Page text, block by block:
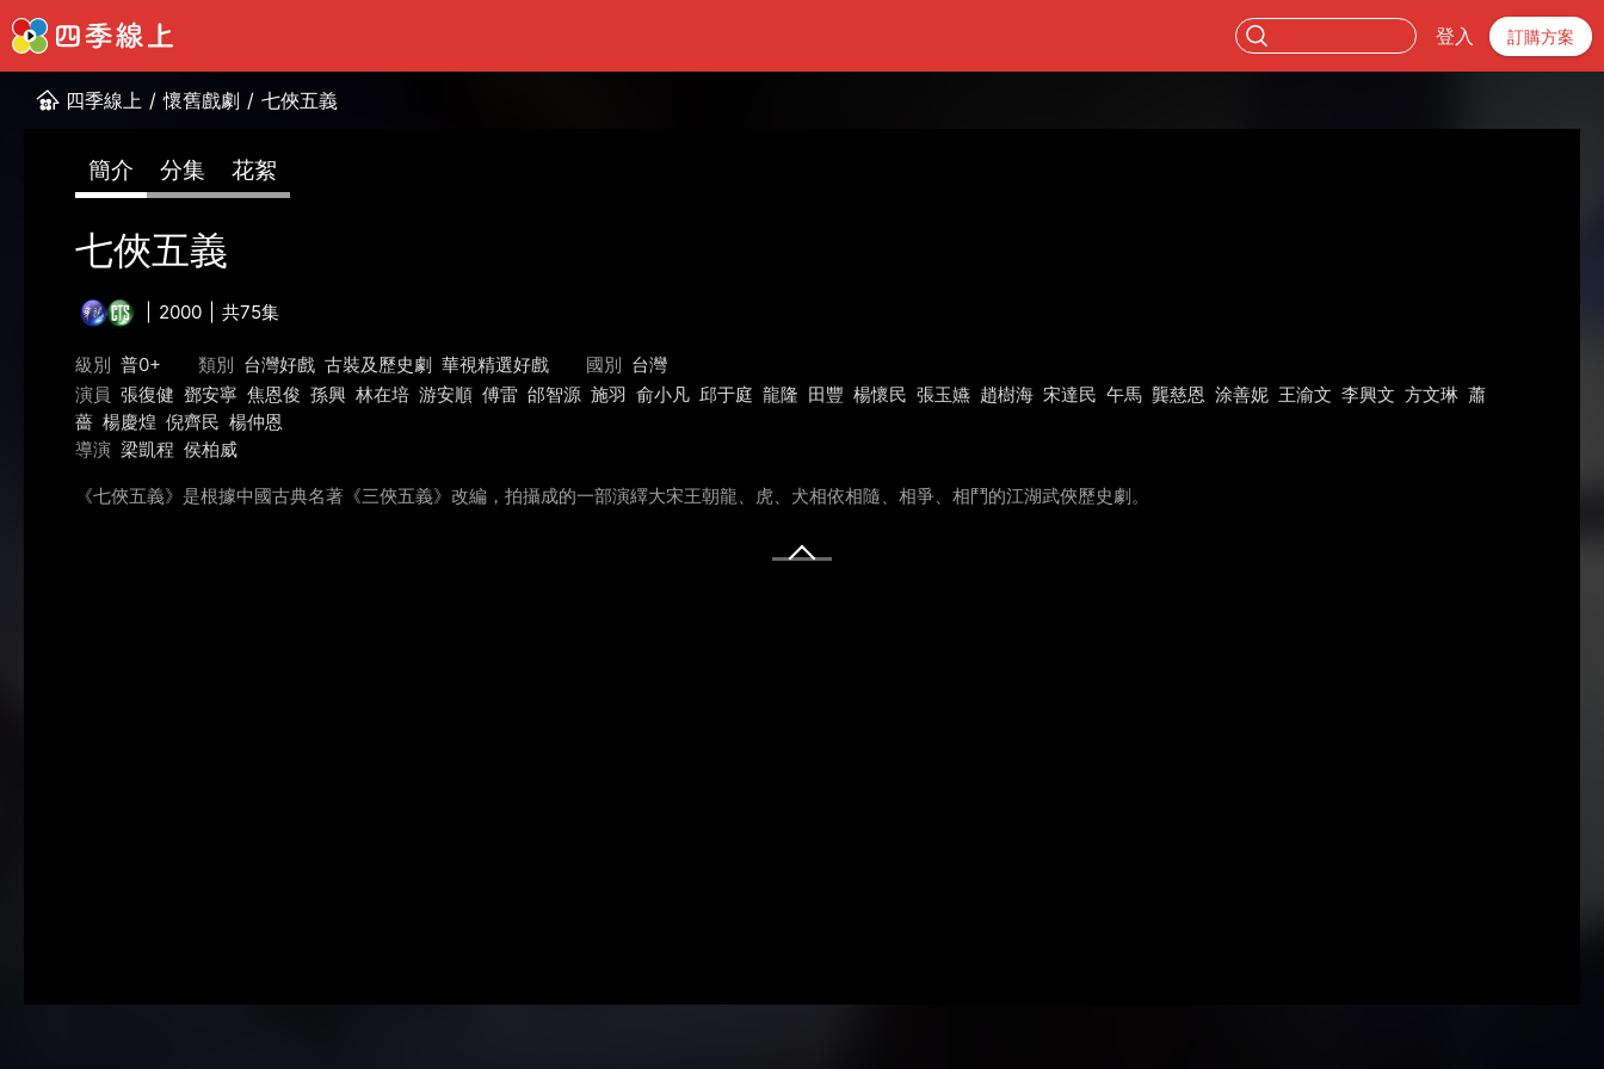
登入 訂購方案
四季線上 / 懷舊戲劇 / 七俠五義
簡介 分集 花絮
七俠五義
2000 共75集
級別 普0+ 類別 台灣好戲 古裝及歷史劇 華視精選好戲 國別 台灣
演員 張復健 鄧安寧 焦恩俊 孫興 林在培 游安順 傅雷 邰智源 施羽 俞小凡 邱于庭 龍隆 田豐 楊懷民 張玉嬿 趙樹海 宋達民 午馬 龔慈恩 涂善妮 王渝文 李興文 方文琳 蕭
薔 楊慶煌 倪齊民 楊仲恩
導演 梁凱程 侯柏威
《七俠五義》是根據中國古典名著《三俠五義》改編，拍攝成的一部演繹大宋王朝龍、虎、犬相依相隨、相爭、相鬥的江湖武俠歷史劇。